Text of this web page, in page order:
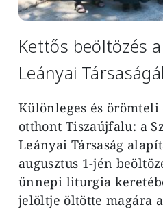
Kettős beöltözés
Leányai
Különleges és
otthont Tiszaújfalu: a
Leányai Társaság
augusztus 1-jén
ünnepi liturgia
jelöltje öltötte magára